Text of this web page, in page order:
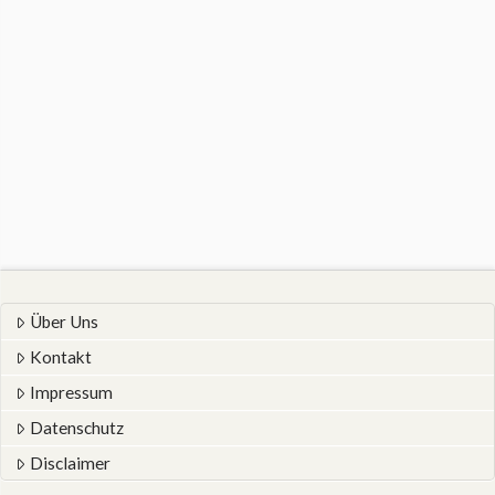
Über Uns
Kontakt
Impressum
Datenschutz
Disclaimer